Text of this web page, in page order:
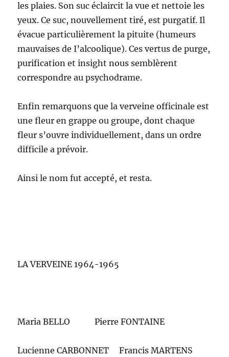
les plaies. Son suc éclaircit la vue et nettoie les
yeux. Ce suc, nouvellement tiré, est purgatif. Il
évacue particulièrement la pituite (humeurs
mauvaises de I’alcoolique). Ces vertus de purge,
purification et insight nous semblèrent
correspondre au psychodrame.
Enfin remarquons que la verveine officinale est
une fleur en grappe ou groupe, dont chaque
fleur s’ouvre individuellement, dans un ordre
difficile a prévoir.
Ainsi le nom fut accepté, et resta.
LA VERVEINE 1964-1965
Maria BELLO Pierre FONTAINE
Lucienne CARBONNET Francis MARTENS